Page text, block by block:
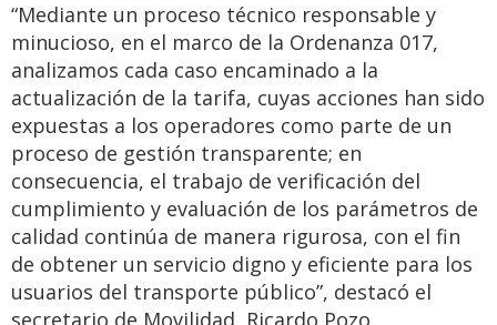
“Mediante un proceso técnico responsable y
minucioso, en el marco de la Ordenanza 017,
analizamos cada caso encaminado a la
actualización de la tarifa, cuyas acciones han sido
expuestas a los operadores como parte de un
proceso de gestión transparente; en
consecuencia, el trabajo de verificación del
cumplimiento y evaluación de los parámetros de
calidad continúa de manera rigurosa, con el fin
de obtener un servicio digno y eficiente para los
usuarios del transporte público”, destacó el
secretario de Movilidad, Ricardo Pozo.